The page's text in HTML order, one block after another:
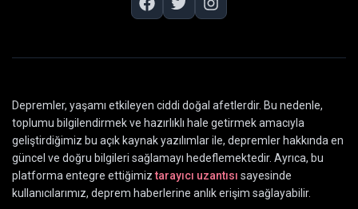
Depremler, yaşamı etkileyen ciddi doğal afetlerdir. Bu nedenle,
toplumu bilgilendirmek ve hazırlıklı hale getirmek amacıyla
geliştirdiğimiz bu açık kaynak yazılımlar ile, depremler hakkında en
güncel ve doğru bilgileri sağlamayı hedeflemektedir. Ayrıca, bu
platforma entegre ettiğimiz tarayıcı uzantısı sayesinde
kullanıcılarımız, deprem haberlerine anlık erişim sağlayabilir.